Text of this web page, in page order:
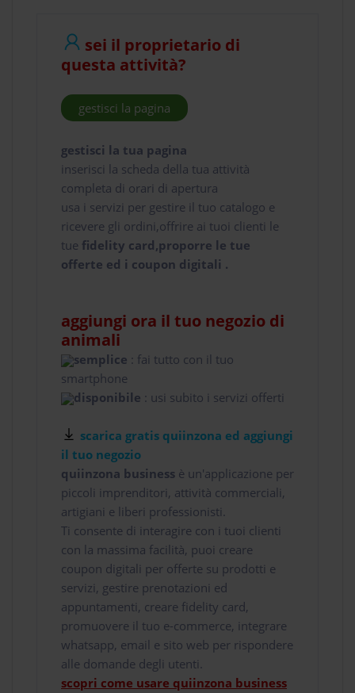
sei il proprietario di
questa attività?
gestisci la pagina
gestisci la tua pagina
inserisci la scheda della tua attività
completa di orari di apertura
usa i servizi per gestire il tuo catalogo e
ricevere gli ordini,offrire ai tuoi clienti le
tue fidelity card,proporre le tue
offerte ed i coupon digitali .
aggiungi ora il tuo negozio di
animali
semplice : fai tutto con il tuo
smartphone
disponibile : usi subito i servizi offerti
scarica gratis quiinzona ed aggiungi
il tuo negozio
quiinzona business è un'applicazione per
piccoli imprenditori, attività commerciali,
artigiani e liberi professionisti.
Ti consente di interagire con i tuoi clienti
con la massima facilità, puoi creare
coupon digitali per offerte su prodotti e
servizi, gestire prenotazioni ed
appuntamenti, creare fidelity card,
promuovere il tuo e-commerce, integrare
whatsapp, email e sito web per rispondere
alle domande degli utenti.
scopri come usare quiinzona business